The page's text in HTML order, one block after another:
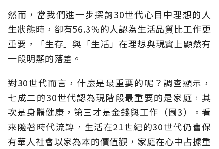
然而，當我們進一步探詢30世代心目中理想的人
生狀態時，卻有56.3％的人認為生活品質比工作更
重要，「生存」與「生活」在理想與現實上顯然有
一段明顯的落差。
對30世代而言，什麼是最重要的呢？調查顯示，
七成二的30世代認為現階段最重要的是家庭，其
次是身體健康，第三才是金錢與工作（圖3）。看
來隨著時代流轉，生活在21世紀的30世代仍舊保
有華人社會以家為本的價值觀，家庭在心中占據重